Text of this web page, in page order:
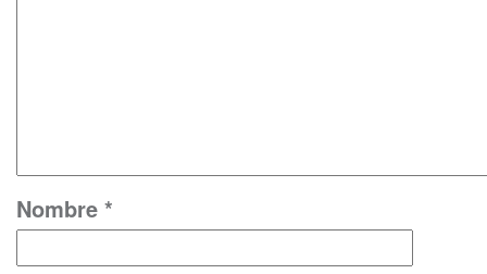
Nombre *